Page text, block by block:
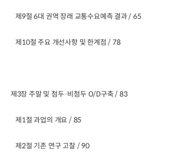
제9절 6대 권역 장래 교통수요예측 결과 / 65
제10절 주요 개선사항 및 한계점 / 78
제3장 주말 및 첨두·비첨두 O/D구축 / 83
제1절 과업의 개요 / 85
제2절 기존 연구 고찰 / 90